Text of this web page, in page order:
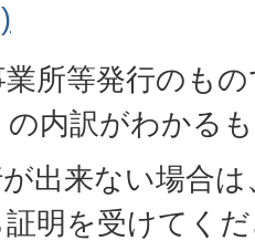
所等発行のも
の内訳がわかる
出来ない場合
証明を受けてく